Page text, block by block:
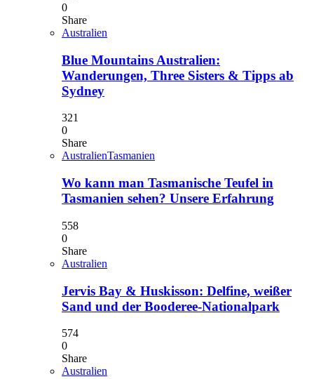
0
Share
Australien
Blue Mountains Australien:
Wanderungen, Three Sisters & Tipps ab
Sydney
321
0
Share
AustralienTasmanien
Wo kann man Tasmanische Teufel in
Tasmanien sehen? Unsere Erfahrung
558
0
Share
Australien
Jervis Bay & Huskisson: Delfine, weißer
Sand und der Booderee-Nationalpark
574
0
Share
Australien